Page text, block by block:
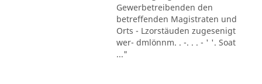
Gewerbetreibenden den
betreffenden Magistraten und
Orts - Lzorstäuden zugesenigt
wer- dmlönnm. . -. . . - ' '. Soat
..."